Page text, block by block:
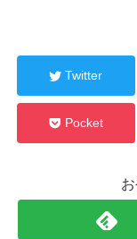
Twitter
Pocket